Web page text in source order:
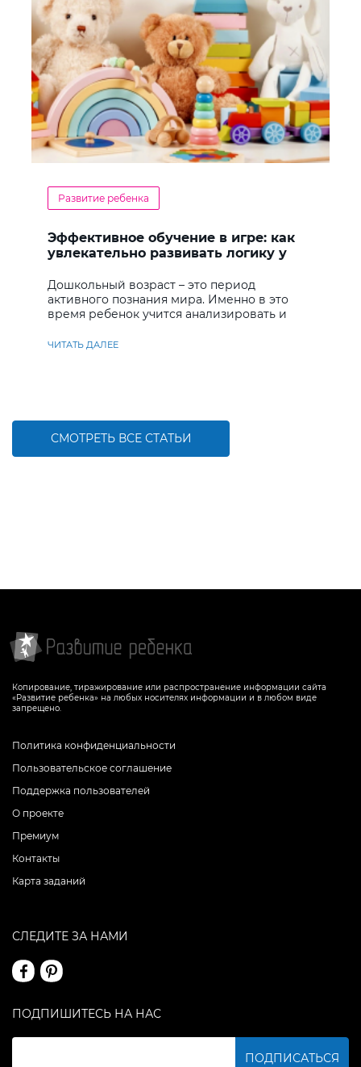
Развитие ребенка
Эффективное обучение в игре: как
увлекательно развивать логику у
Дошкольный возраст – это период
активного познания мира. Именно в это
время ребенок учится анализировать и
ЧИТАТЬ ДАЛЕЕ
СМОТРЕТЬ ВСЕ СТАТЬИ
Копирование, тиражирование или распространение информации сайта
«Развитие ребенка» на любых носителях информации и в любом виде
запрещено.
Политика конфиденциальности
Пользовательское соглашение
Поддержка пользователей
О проекте
Премиум
Контакты
Карта заданий
СЛЕДИТЕ ЗА НАМИ
ПОДПИШИТЕСЬ НА НАС
ПОДПИСАТЬСЯ